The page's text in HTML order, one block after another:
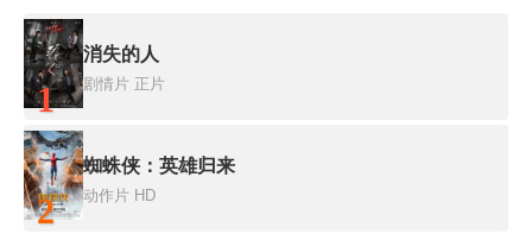
1
消失的人
剧情片 正片
2
蜘蛛侠：英雄归来
动作片 HD